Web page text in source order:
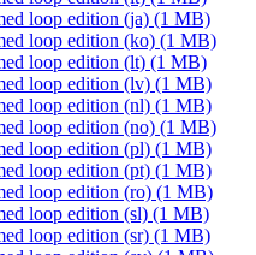
loop edition (ja) (1 MB)
loop edition (ko) (1 MB)
loop edition (lt) (1 MB)
loop edition (lv) (1 MB)
loop edition (nl) (1 MB)
loop edition (no) (1 MB)
loop edition (pl) (1 MB)
loop edition (pt) (1 MB)
loop edition (ro) (1 MB)
loop edition (sl) (1 MB)
loop edition (sr) (1 MB)